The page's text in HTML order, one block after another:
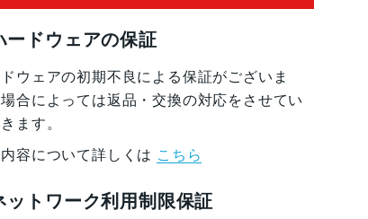
ードウェアの保証
ウェアの初期不良による保証がございま
合によっては返品・交換の対応をさせてい
ます。
容について詳しくは こちら
ットワーク利用制限保証